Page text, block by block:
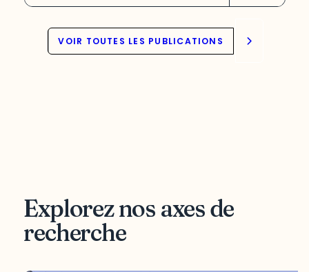
VOIR TOUTES LES PUBLICATIONS
Explorez nos axes de
recherche